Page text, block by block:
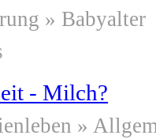
» Babyalter
- Milch?
»